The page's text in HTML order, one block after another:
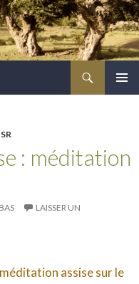
: méditation
LAISSER UN
assise sur le